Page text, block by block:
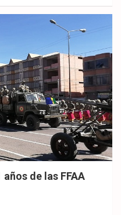
de las FFAA